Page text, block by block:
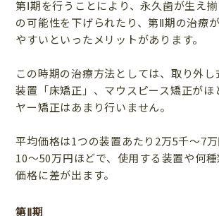
第Ⅰ期を行うことにより、永久歯が生え
の可能性を下げられたり、第Ⅱ期の治療
やすいといったメリットがあります。
この時期の治療方法としては、取り外し
装置「床矯正」、マウスピース矯正がほ
ヤー矯正はあまり行いません。
平均価格は1つの装置あたり2万5千〜7
10〜50万円ほどで、使用する装置や何
価格に差が出ます。
第Ⅱ期